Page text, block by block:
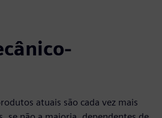
atuais são cada vez mais